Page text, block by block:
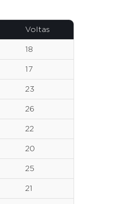
Voltas
18
17
23
26
22
20
25
21